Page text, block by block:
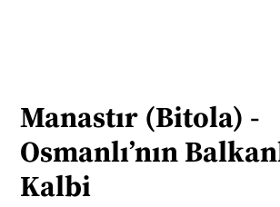
Manastır (Bitola) -
Osmanlı’nın
Kalbi